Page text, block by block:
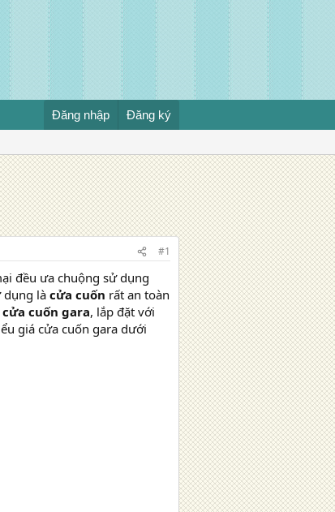
Đăng nhập Đăng ký
#1
đều ưa chuộng sử dụng
dụng là cửa cuốn rất an toàn
cuốn gara, lắp đặt với
giá cửa cuốn gara dưới